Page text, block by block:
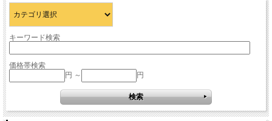
キーワード検索
価格帯検索
円 ～
円